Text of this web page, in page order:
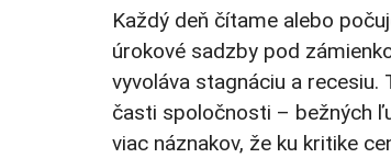
Každý deň čítame alebo
úrokové sadzby pod
vyvoláva stagnáciu a
časti spoločnosti – bežných
viac náznakov, že ku kritike